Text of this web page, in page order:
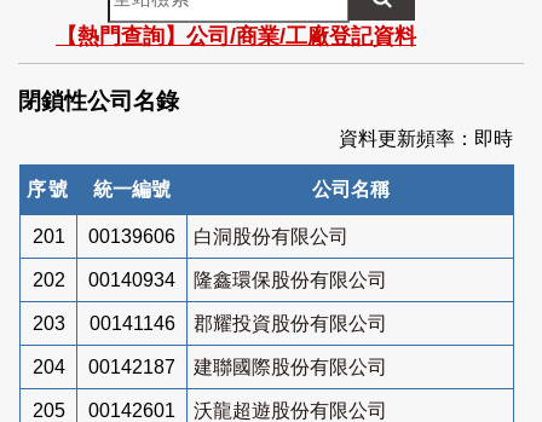
站
檢
索
【熱門查詢】公司/商業/工廠登記資料
閉鎖性公司名錄
資料更新頻率：即時
序號 統一編號 公司名稱
201 00139606 白洞股份有限公司
202 00140934 隆鑫環保股份有限公司
203 00141146 郡耀投資股份有限公司
204 00142187 建聯國際股份有限公司
205 00142601 沃龍超遊股份有限公司